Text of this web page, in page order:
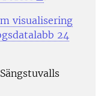
visualisering
24